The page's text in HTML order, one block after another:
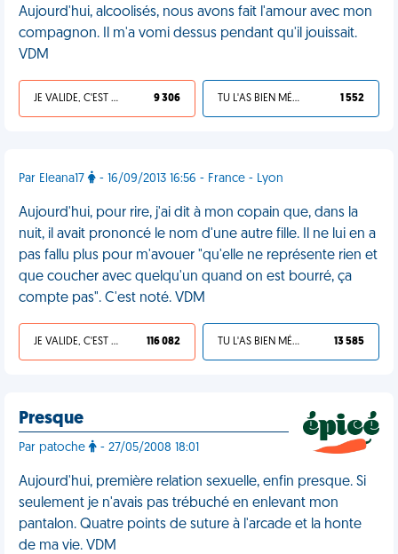
Aujourd'hui, alcoolisés, nous avons fait l'amour avec mon
compagnon. Il m'a vomi dessus pendant qu'il jouissait.
VDM
JE VALIDE, C'EST UNE VDM 9 306 TU L'AS BIEN MÉRITÉ 1 552
Par Eleana17 - 16/09/2013 16:56 - France - Lyon
Aujourd'hui, pour rire, j'ai dit à mon copain que, dans la
nuit, il avait prononcé le nom d'une autre fille. Il ne lui en a
pas fallu plus pour m'avouer "qu'elle ne représente rien et
que coucher avec quelqu'un quand on est bourré, ça
compte pas". C'est noté. VDM
JE VALIDE, C'EST UNE VDM 116 082 TU L'AS BIEN MÉRITÉ 13 585
Presque
Par patoche - 27/05/2008 18:01
Aujourd'hui, première relation sexuelle, enfin presque. Si
seulement je n'avais pas trébuché en enlevant mon
pantalon. Quatre points de suture à l'arcade et la honte
de ma vie. VDM